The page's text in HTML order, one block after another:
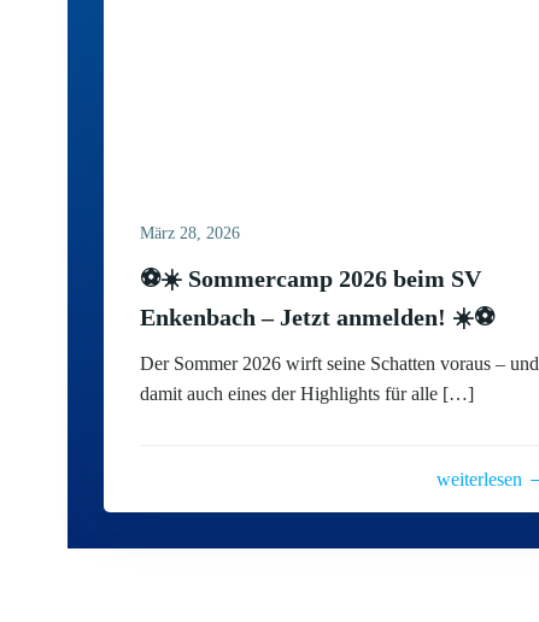
März 28, 2026
⚽️☀️ Sommercamp 2026 beim SV
Enkenbach – Jetzt anmelden! ☀️⚽️
Der Sommer 2026 wirft seine Schatten voraus – und
damit auch eines der Highlights für alle […]
weiterlesen